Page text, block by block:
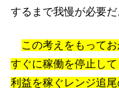
するまで我慢が必要だ
この考えをもって
すぐに稼働を停止し
利益を稼ぐレンジ追